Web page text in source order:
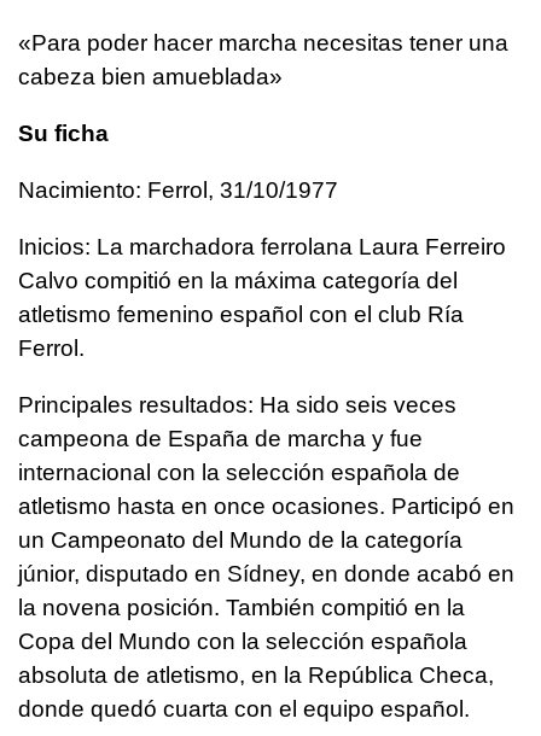
«Para poder hacer marcha necesitas tener una
cabeza bien amueblada»
Su ficha
Nacimiento: Ferrol, 31/10/1977
Inicios: La marchadora ferrolana Laura Ferreiro
Calvo compitió en la máxima categoría del
atletismo femenino español con el club Ría
Ferrol.
Principales resultados: Ha sido seis veces
campeona de España de marcha y fue
internacional con la selección española de
atletismo hasta en once ocasiones. Participó en
un Campeonato del Mundo de la categoría
júnior, disputado en Sídney, en donde acabó en
la novena posición. También compitió en la
Copa del Mundo con la selección española
absoluta de atletismo, en la República Checa,
donde quedó cuarta con el equipo español.